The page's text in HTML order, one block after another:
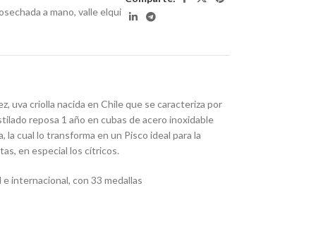
a mano, valle elqui
uva criolla nacida en Chile que se caracteriza por
reposa 1 año en cubas de acero inoxidable
cual lo transforma en un Pisco ideal para la
en especial los cítricos.
internacional, con 33 medallas